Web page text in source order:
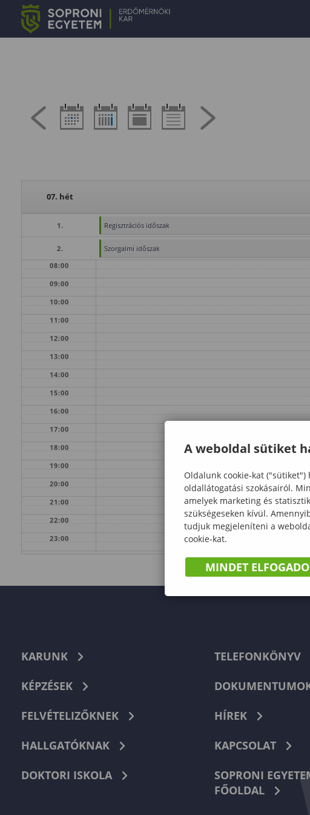
07. hét
1. Regisztrációs időszak
2.
Szorgalmi időszak
08:00
09:00
10:00
11:00
12:00
13:00
14:00
15:00
16:00
17:00
18:00
19:00
20:00
21:00
22:00
23:00
KARUNK
KÉPZÉSEK
FELVÉTELIZŐKNEK
HALLGATÓKNAK
DOKTORI ISKOLA
TELEFONKÖNYV
HÍREK
KAPCSOLAT
SOPRONI
FŐOLDAL
A weboldal sütiket
Oldalunk cookie-kat
oldallátogatási szokásairól.
amelyek marketing és
szükségeseken kívül.
tudjuk megjeleníteni a
cookie-kat.
MINDET